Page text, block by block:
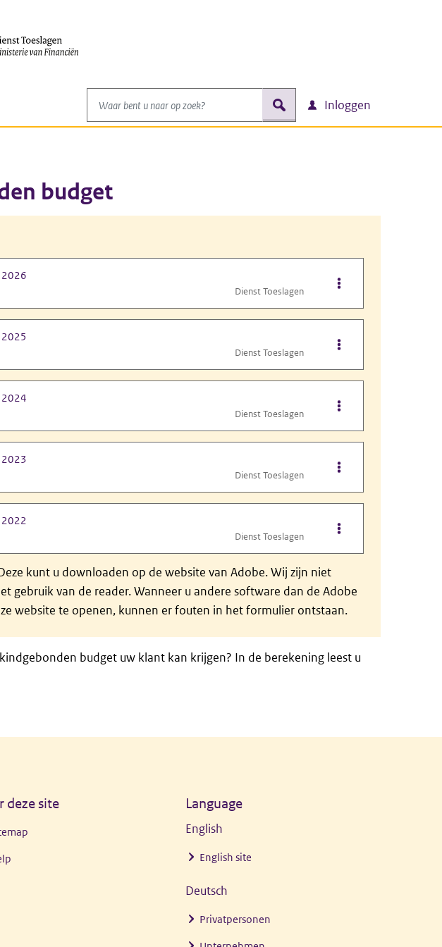
Waar bent u naar op zoek?
zoek Inloggen
budget
Dienst Toeslagen
Opties van bestand
Dienst Toeslagen
Opties van bestand
Dienst Toeslagen
Opties van bestand
Dienst Toeslagen
Opties van bestand
Dienst Toeslagen
Opties van bestand
kunt u downloaden op de website van Adobe. Wij zijn niet
gebruik van de reader. Wanneer u andere software dan de Adobe
website te openen, kunnen er fouten in het formulier ontstaan.
budget uw klant kan krijgen? In de berekening leest u
deze site Language
English
English site
Deutsch
Privatpersonen